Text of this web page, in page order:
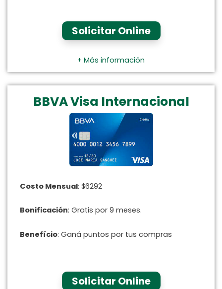
Solicitar Online
+ Más información
BBVA Visa Internacional
Costo Mensual: $6292
Bonificación: Gratis por 9 meses.
Benefício: Ganá puntos por tus compras
Solicitar Online